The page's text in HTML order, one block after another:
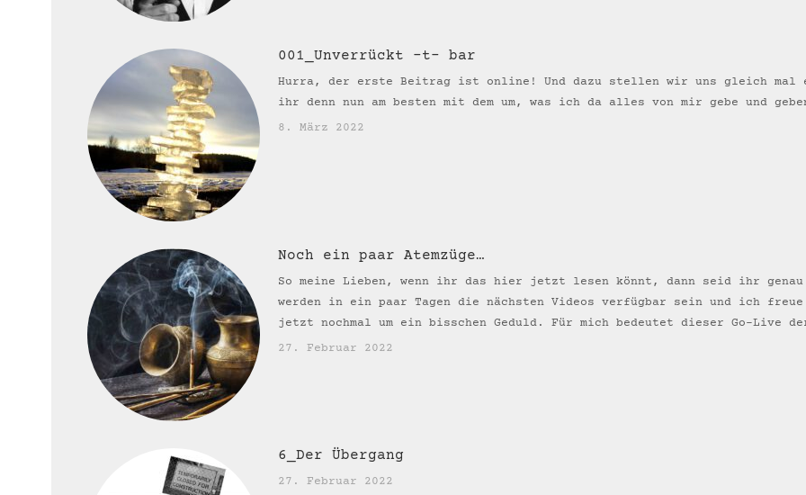
001_Unverrückt -t- bar
Hurra, der erste Beitrag ist online! Und dazu stellen wir uns gleich mal
ihr denn nun am besten mit dem um, was ich da alles von mir gebe und
8. März 2022
Noch ein paar Atemzüge…
So meine Lieben, wenn ihr das hier jetzt lesen könnt, dann seid ihr
werden in ein paar Tagen die nächsten Videos verfügbar sein und ich
jetzt nochmal um ein bisschen Geduld. Für mich bedeutet dieser Go-Live
27. Februar 2022
6_Der Übergang
27. Februar 2022